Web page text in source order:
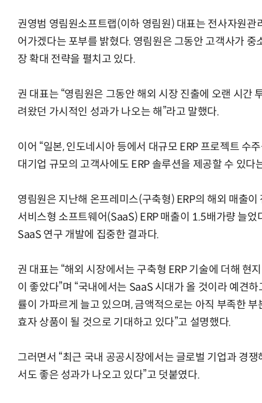
권영범 영림원소프트랩(이하 영림원) 대표는 전사자원관
어가겠다는 포부를 밝혔다. 영림원은 그동안 고객사가
장 확대 전략을 펼치고 있다.
권 대표는 “영림원은 그동안 해외 시장 진출에 오랜 시간
려왔던 가시적인 성과가 나오는 해”라고 말했다.
이어 “일본, 인도네시아 등에서 대규모 ERP 프로젝트 수
대기업 규모의 고객사에도 ERP 솔루션을 제공할 수 있다
영림원은 지난해 온프레미스(구축형) ERP의 해외 매출
서비스형 소프트웨어(SaaS) ERP 매출이 1.5배가량 늘
SaaS 연구 개발에 집중한 결과다.
권 대표는 “해외 시장에서는 구축형 ERP 기술에 더해 현
이 좋았다”며 “국내에서는 SaaS 시대가 올 것이라 예견
률이 가파르게 늘고 있으며, 금액적으로는 아직 부족한
효자 상품이 될 것으로 기대하고 있다”고 설명했다.
그러면서 “최근 국내 공공시장에서는 글로벌 기업과 경
서도 좋은 성과가 나오고 있다”고 덧붙였다.